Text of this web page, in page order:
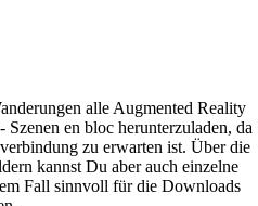
alle Augmented Reality
en bloc herunterzuladen, da
zu erwarten ist. Über die
kannst Du aber auch einzelne
Fall sinnvoll für die Downloads